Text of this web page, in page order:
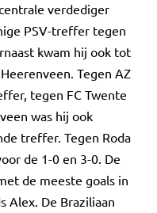
verdediger
PSV-treffer tegen
kwam hij ook tot
Tegen AZ
tegen FC Twente
was hij ook
treffer. Tegen Roda
de 1-0 en 3-0. De
de meeste goals in
Alex. De Braziliaan